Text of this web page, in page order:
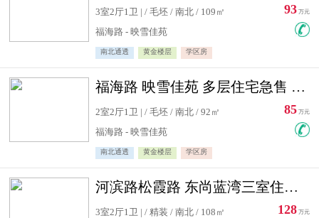
3室2厅1卫 | / 毛坯 / 南北 / 109㎡
福海路 - 映雪佳苑
南北通透 黄金楼层 学区房
93 万元
福海路 映雪佳苑 多层住宅急售 可公积金贷款
2室2厅1卫 | / 毛坯 / 南北 / 92㎡
福海路 - 映雪佳苑
南北通透 黄金楼层 学区房
85 万元
河滨路松霞路 东尚蓝湾三室住宅急售
3室2厅1卫 | / 精装 / 南北 / 108㎡
128 万元